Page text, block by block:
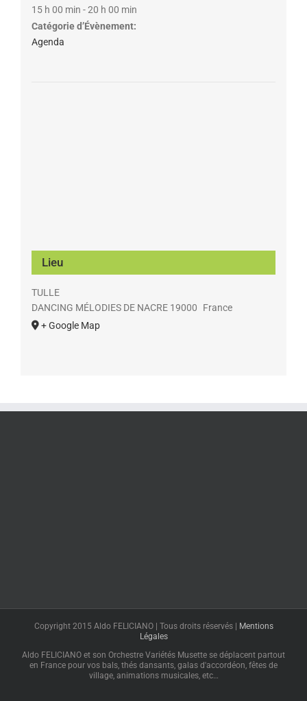
15 h 00 min - 20 h 00 min
Catégorie d’Évènement:
Agenda
Lieu
TULLE
DANCING MÉLODIES DE NACRE 19000
France
+ Google Map
Copyright 2015 Aldo FELICIANO | Tous droits réservés |
Mentions
Légales
Aldo FELICIANO et son Orchestre Variétés Musette se déplacent partout
en France pour vos bals, thés dansants, galas d'accordéon, fêtes de
village, animations musicales, etc…